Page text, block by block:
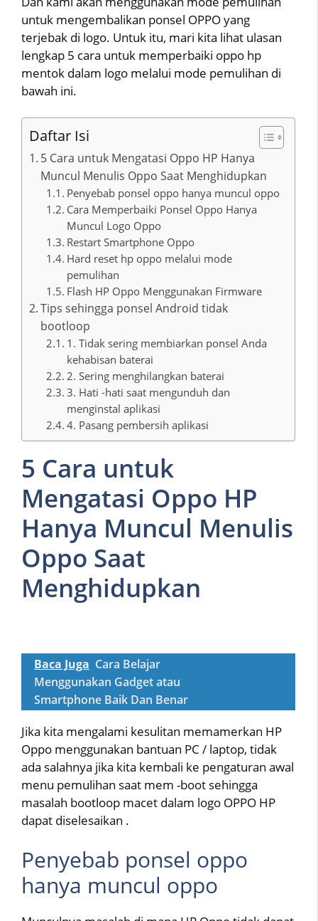
untuk mengembalikan ponsel OPPO yang
terjebak di logo. Untuk itu, mari kita lihat ulasan
lengkap 5 cara untuk memperbaiki oppo hp
mentok dalam logo melalui mode pemulihan di
bawah ini.
Daftar Isi
5 Cara untuk Mengatasi Oppo HP Hanya
Muncul Menulis Oppo Saat Menghidupkan
Penyebab ponsel oppo hanya muncul oppo
Cara Memperbaiki Ponsel Oppo Hanya
Muncul Logo Oppo
Restart Smartphone Oppo
Hard reset hp oppo melalui mode
pemulihan
Flash HP Oppo Menggunakan Firmware
Tips sehingga ponsel Android tidak
bootloop
1. Tidak sering membiarkan ponsel Anda
kehabisan baterai
2. Sering menghilangkan baterai
3. Hati -hati saat mengunduh dan
menginstal aplikasi
4. Pasang pembersih aplikasi
5 Cara untuk
Mengatasi Oppo HP
Hanya Muncul Menulis
Oppo Saat
Menghidupkan
Baca Juga Cara Belajar
Menggunakan Gadget atau
Smartphone Baik Dan Benar
Jika kita mengalami kesulitan memamerkan HP
Oppo menggunakan bantuan PC / laptop, tidak
ada salahnya jika kita kembali ke pengaturan awal
menu pemulihan saat mem -boot sehingga
masalah bootloop macet dalam logo OPPO HP
dapat diselesaikan .
Penyebab ponsel oppo
hanya muncul oppo